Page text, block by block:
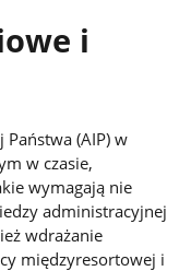
i
(AIP) w
w czasie,
wymagają nie
administracyjnej
wdrażanie
międzyresortowej i